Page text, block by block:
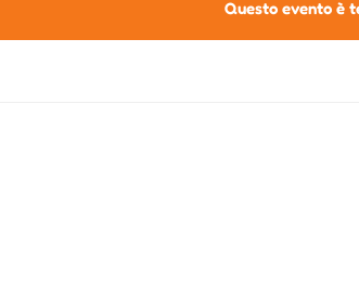
Questo evento è